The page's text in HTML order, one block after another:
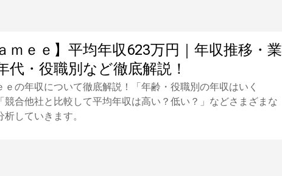
ｍｅｅ】平均年収623万円｜年収推移・業
代・役職別など徹底解説！
ｅの年収について徹底解説！「年齢・役職別の年収はいく
競合他社と比較して平均年収は高い？低い？」などさまざまな
析していきます。